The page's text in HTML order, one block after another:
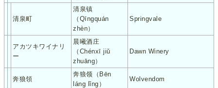
清泉町
清泉镇
（Qīngquán
zhèn）
Springvale
アカツキワイナリ
ー
晨曦酒庄
（Chénxī jiǔ
zhuāng）
Dawn Winery
奔狼領
奔狼领（Bēn
láng lǐng）
Wolvendom